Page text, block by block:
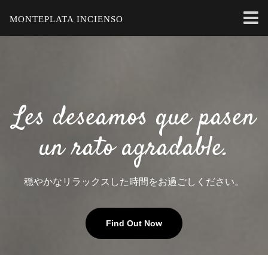
MONTEPLATA INCIENSO
Les deseamos que pasen
un rato agradable.
穏やかなリラックスした時間をお過ごしください。
Find Out Now